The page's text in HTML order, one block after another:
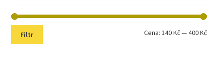
Filtr Cena:140 Kč—400 Kč